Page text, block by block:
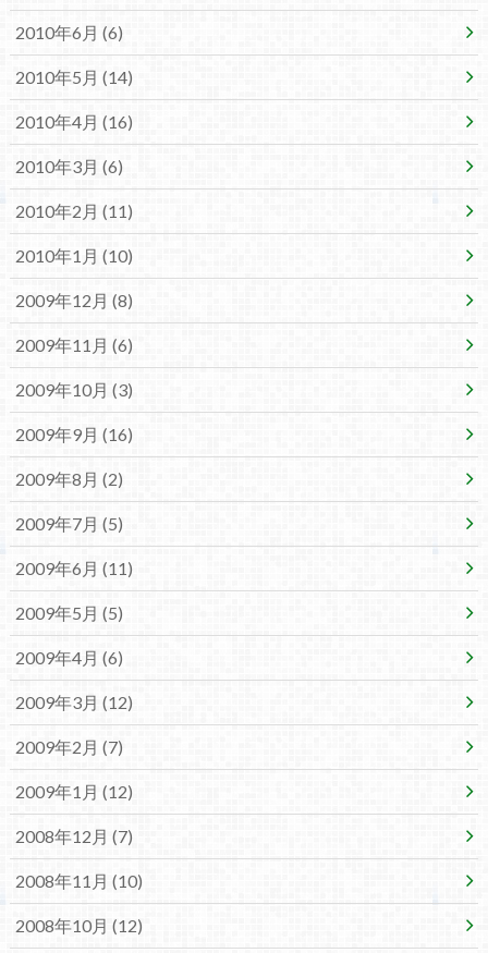
2010年6月 (6)
2010年5月 (14)
2010年4月 (16)
2010年3月 (6)
2010年2月 (11)
2010年1月 (10)
2009年12月 (8)
2009年11月 (6)
2009年10月 (3)
2009年9月 (16)
2009年8月 (2)
2009年7月 (5)
2009年6月 (11)
2009年5月 (5)
2009年4月 (6)
2009年3月 (12)
2009年2月 (7)
2009年1月 (12)
2008年12月 (7)
2008年11月 (10)
2008年10月 (12)